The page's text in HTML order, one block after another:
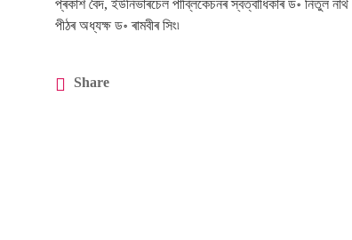
প্ৰকাশ বৈদ, ইউনিভাৰচেল পাব্লিকেচনৰ স্বত্বাধিকাৰ ড॰ নিতুল
পীঠৰ অধ্যক্ষ ড॰ ৰামবীৰ সিং৷
Share